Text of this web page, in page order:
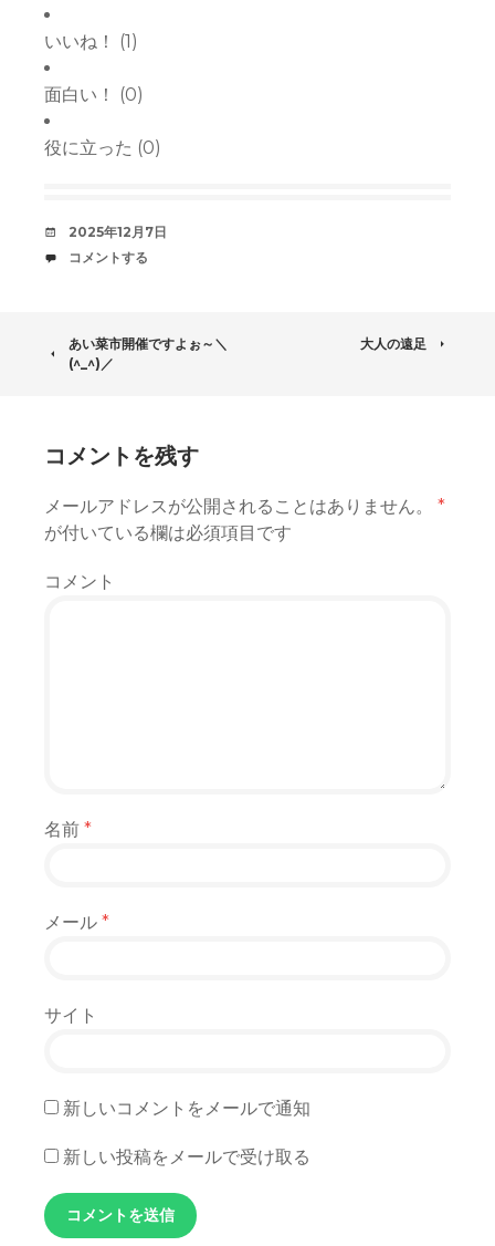
いいね！ (1)
面白い！ (0)
役に立った (0)
デ
ー
2025年12月7日
コ
コメントする
投
ナ
ビ
ゲ
ー
あい菜市開催ですよぉ～＼
(^_^)／
大人の遠足
コメントを残す
メールアドレスが公開されることはありません。
*
が付いている欄は必須項目です
コメント
名前 *
メール *
サイト
新しいコメントをメールで通知
新しい投稿をメールで受け取る